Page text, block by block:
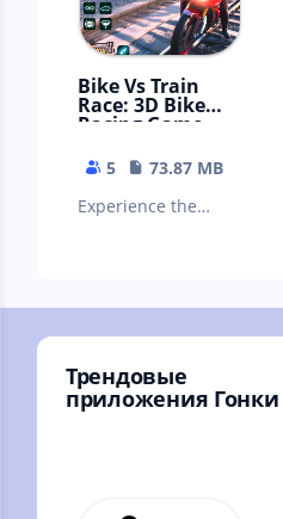
Bike Vs Train
Race: 3D Bike
Racing Game
5
73.87 MB
Experience the
Bike Gaming!
Трендовые
приложения Гонки